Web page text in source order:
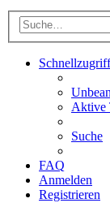
Schnellzugriff
Aktive
Suche
FAQ
Anmelden
Registrieren